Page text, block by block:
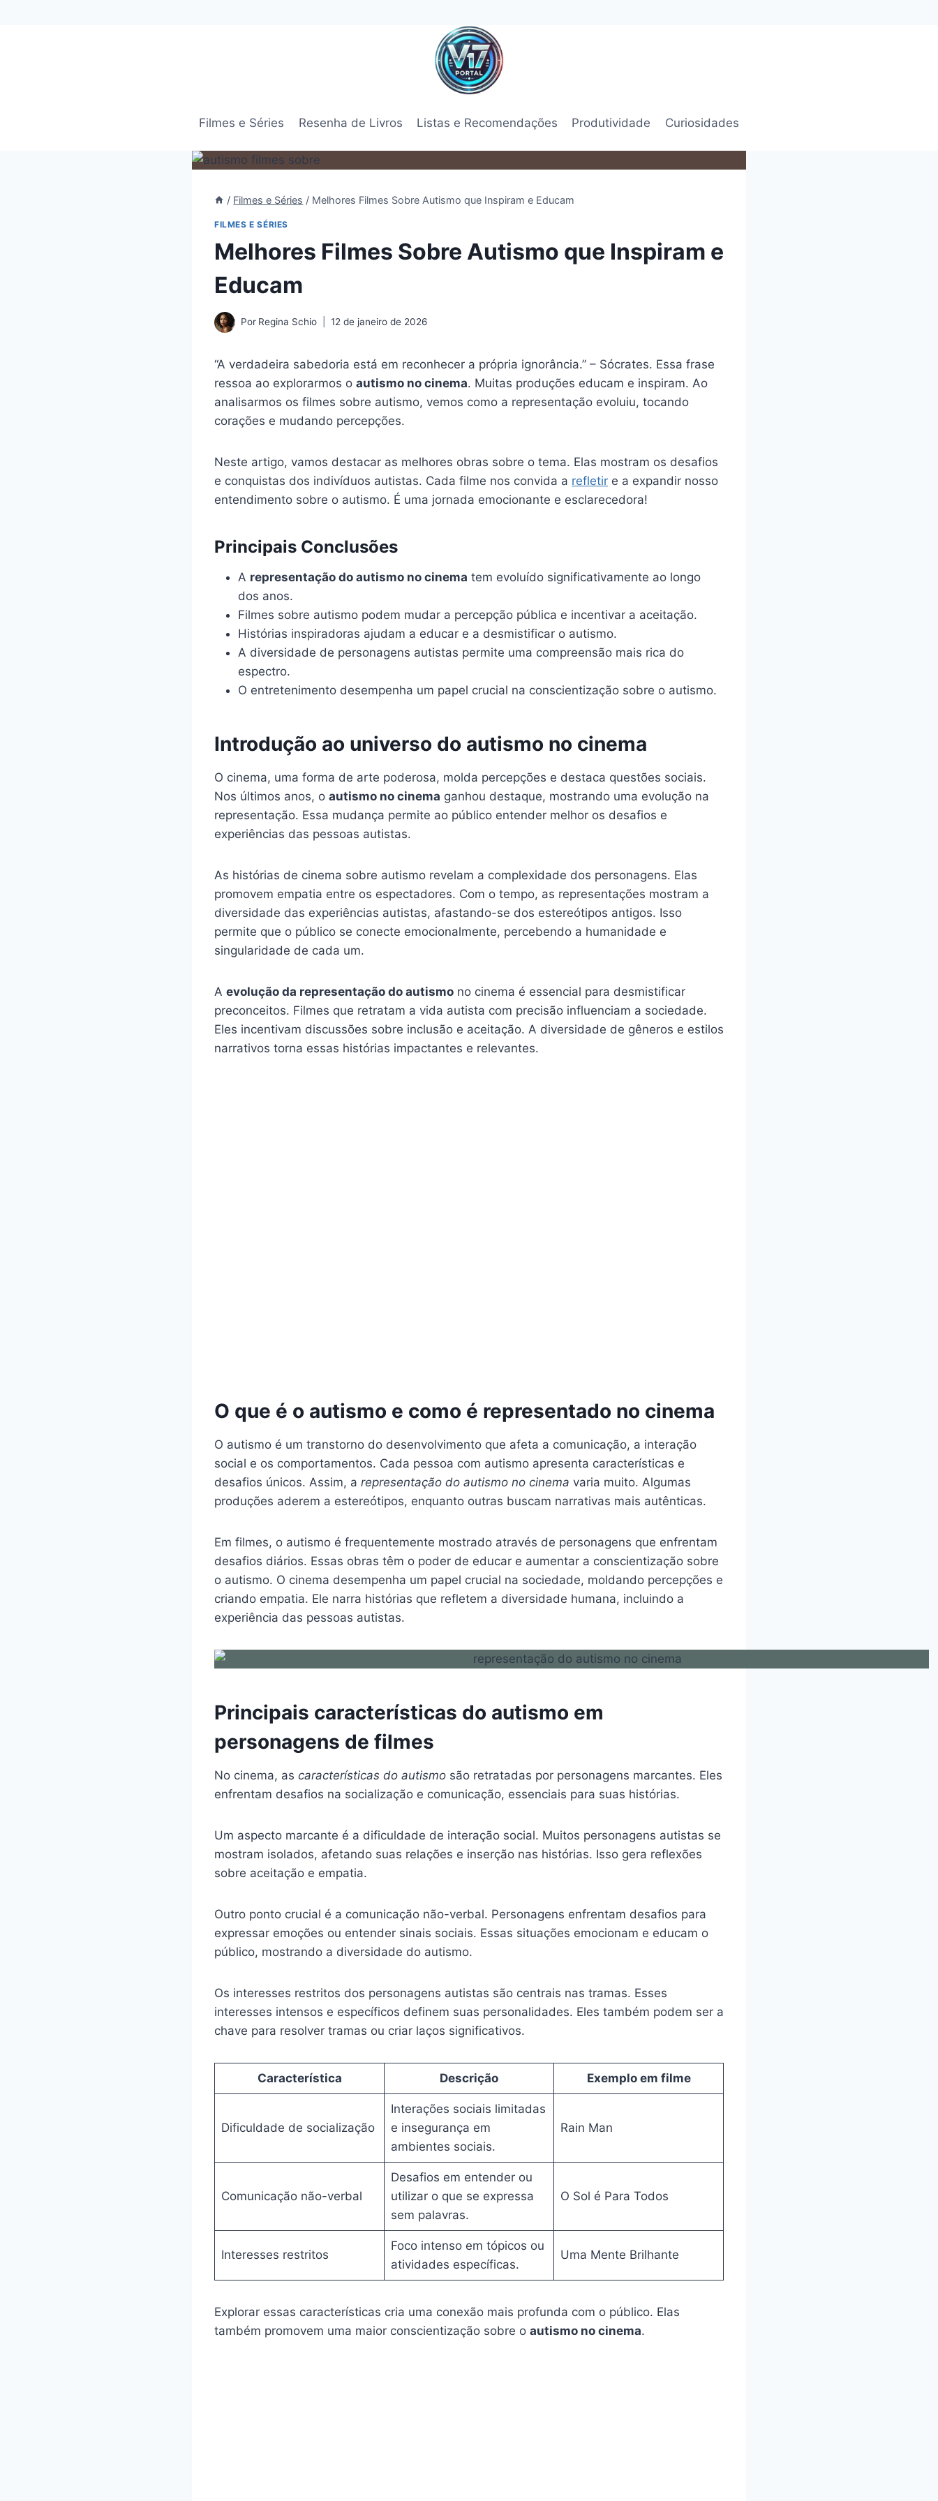
Filmes e Séries Resenha de Livros Listas e Recomendações Produtividade Curiosidades
/ Filmes e Séries / Melhores Filmes Sobre Autismo que Inspiram e Educam
FILMES E SÉRIES
Melhores Filmes Sobre Autismo que Inspiram e
Educam
Por Regina Schio 12 de janeiro de 2026
“A verdadeira sabedoria está em reconhecer a própria ignorância.” – Sócrates. Essa frase
ressoa ao explorarmos o autismo no cinema. Muitas produções educam e inspiram. Ao
analisarmos os filmes sobre autismo, vemos como a representação evoluiu, tocando
corações e mudando percepções.
Neste artigo, vamos destacar as melhores obras sobre o tema. Elas mostram os desafios
e conquistas dos indivíduos autistas. Cada filme nos convida a refletir e a expandir nosso
entendimento sobre o autismo. É uma jornada emocionante e esclarecedora!
Principais Conclusões
A representação do autismo no cinema tem evoluído significativamente ao longo
dos anos.
Filmes sobre autismo podem mudar a percepção pública e incentivar a aceitação.
Histórias inspiradoras ajudam a educar e a desmistificar o autismo.
A diversidade de personagens autistas permite uma compreensão mais rica do
espectro.
O entretenimento desempenha um papel crucial na conscientização sobre o autismo.
Introdução ao universo do autismo no cinema
O cinema, uma forma de arte poderosa, molda percepções e destaca questões sociais.
Nos últimos anos, o autismo no cinema ganhou destaque, mostrando uma evolução na
representação. Essa mudança permite ao público entender melhor os desafios e
experiências das pessoas autistas.
As histórias de cinema sobre autismo revelam a complexidade dos personagens. Elas
promovem empatia entre os espectadores. Com o tempo, as representações mostram a
diversidade das experiências autistas, afastando-se dos estereótipos antigos. Isso
permite que o público se conecte emocionalmente, percebendo a humanidade e
singularidade de cada um.
A evolução da representação do autismo no cinema é essencial para desmistificar
preconceitos. Filmes que retratam a vida autista com precisão influenciam a sociedade.
Eles incentivam discussões sobre inclusão e aceitação. A diversidade de gêneros e estilos
narrativos torna essas histórias impactantes e relevantes.
O que é o autismo e como é representado no cinema
O autismo é um transtorno do desenvolvimento que afeta a comunicação, a interação
social e os comportamentos. Cada pessoa com autismo apresenta características e
desafios únicos. Assim, a representação do autismo no cinema varia muito. Algumas
produções aderem a estereótipos, enquanto outras buscam narrativas mais autênticas.
Em filmes, o autismo é frequentemente mostrado através de personagens que enfrentam
desafios diários. Essas obras têm o poder de educar e aumentar a conscientização sobre
o autismo. O cinema desempenha um papel crucial na sociedade, moldando percepções e
criando empatia. Ele narra histórias que refletem a diversidade humana, incluindo a
experiência das pessoas autistas.
Principais características do autismo em
personagens de filmes
No cinema, as características do autismo são retratadas por personagens marcantes. Eles
enfrentam desafios na socialização e comunicação, essenciais para suas histórias.
Um aspecto marcante é a dificuldade de interação social. Muitos personagens autistas se
mostram isolados, afetando suas relações e inserção nas histórias. Isso gera reflexões
sobre aceitação e empatia.
Outro ponto crucial é a comunicação não-verbal. Personagens enfrentam desafios para
expressar emoções ou entender sinais sociais. Essas situações emocionam e educam o
público, mostrando a diversidade do autismo.
Os interesses restritos dos personagens autistas são centrais nas tramas. Esses
interesses intensos e específicos definem suas personalidades. Eles também podem ser a
chave para resolver tramas ou criar laços significativos.
Característica Descrição Exemplo em filme
Dificuldade de socialização
Interações sociais limitadas
e insegurança em
ambientes sociais.
Rain Man
Comunicação não-verbal
Desafios em entender ou
utilizar o que se expressa
sem palavras.
O Sol é Para Todos
Interesses restritos
Foco intenso em tópicos ou
atividades específicas.
Uma Mente Brilhante
Explorar essas características cria uma conexão mais profunda com o público. Elas
também promovem uma maior conscientização sobre o autismo no cinema.